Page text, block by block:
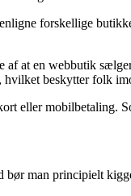
forskellige
at en webbutik
hvilket beskytter folk
eller mobilbetaling.
man principielt